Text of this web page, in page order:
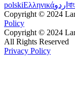
polskiΕλληνικάاردو
Copyright © 2024
Policy
Copyright © 2024
All Rights Reserved
Privacy Policy